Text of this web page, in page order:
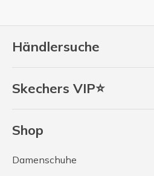
Händlersuche
Skechers VIP⭐
Shop
Damenschuhe